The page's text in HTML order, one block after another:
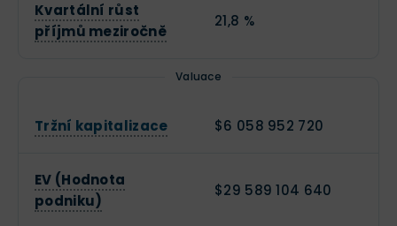
Kvartální růst
příjmů meziročně
21,8 %
Valuace
Tržní kapitalizace $6 058 952 720
EV (Hodnota
podniku)
$29 589 104 640